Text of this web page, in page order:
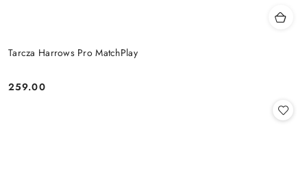
Tarcza Harrows Pro MatchPlay
Cena:
259.00